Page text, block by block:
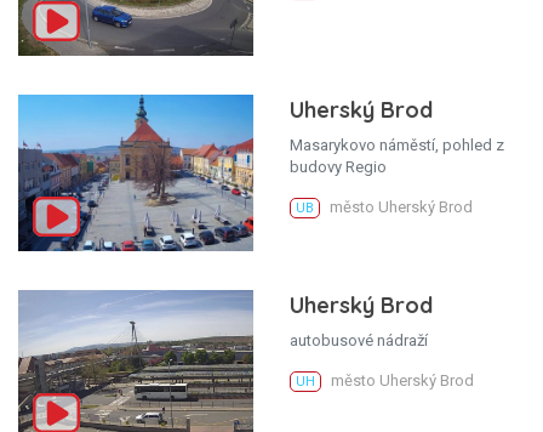
Uherský Brod
Masarykovo náměstí, pohled z
budovy Regio
UB město Uherský Brod
Uherský Brod
autobusové nádraží
UH město Uherský Brod